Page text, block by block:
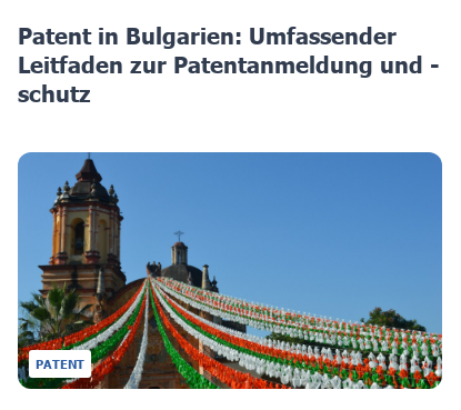
Patent in Bulgarien: Umfassender
Leitfaden zur Patentanmeldung und -
schutz
PATENT